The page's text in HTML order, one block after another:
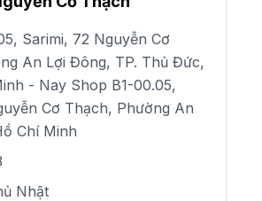
Sarimi, 72 Nguyễn Cơ
An Lợi Đông, TP. Thủ Đức,
- Nay Shop B1-00.05,
Cơ Thạch, Phường An
Chí Minh
Nhật